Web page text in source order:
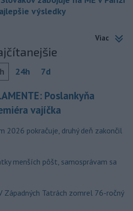
výsledky
Viac
24h 7d
Poslankyňa
vajíčka
2026 pokračuje, druhý deň zakončil
menších pôšt, samosprávam sa
Západných Tatrách zomrel 76-ročný